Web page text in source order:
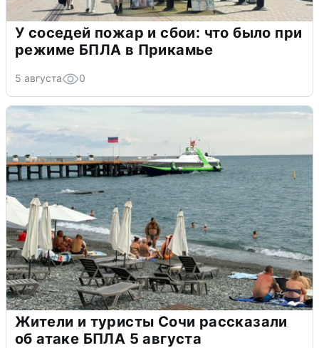
У соседей пожар и сбои: что было при
режиме БПЛА в Прикамье
5 августа 0
Жители и туристы Сочи рассказали
об атаке БПЛА 5 августа